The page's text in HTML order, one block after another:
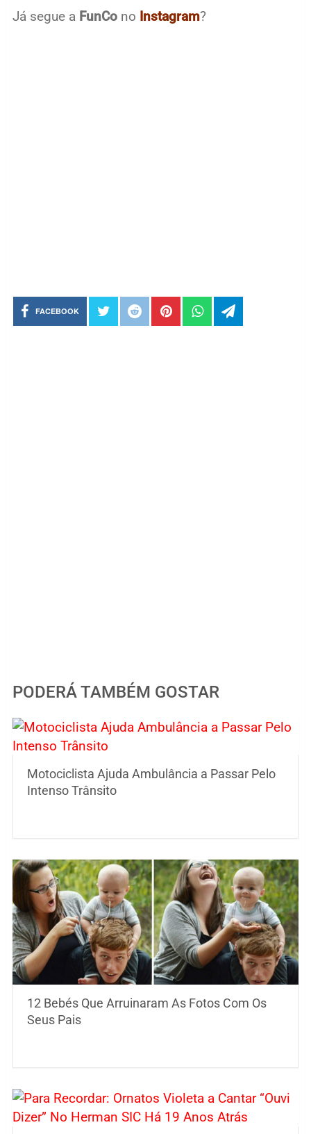
Já segue a FunCono Instagram?
FACEBOOK
PODERÁ TAMBÉM GOSTAR
Motociclista Ajuda Ambulância a Passar Pelo
Intenso Trânsito
12 Bebés Que Arruinaram As Fotos Com Os
Seus Pais